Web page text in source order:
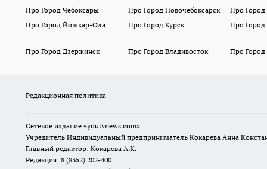
Про Город Чебоксары Про Город Новочебоксарск Про Город
Про Город Йошкар-Ола
Про Город Курск Про
Про Город Дзержинск
Про Город Владивосток Про Город
Редакционная политика
Сетевое издание «youtvnews.com»
Учредитель Индивидуальный предприниматель Кокарева Анна
Главный редактор: Кокарева А.К.
Редакция: 8 (8352) 202-400